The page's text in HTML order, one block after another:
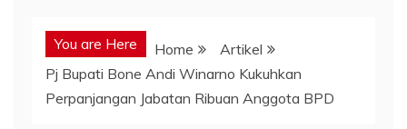
You are Here Home
Artikel
Pj Bupati Bone Andi Winarno Kukuhkan
Perpanjangan Jabatan Ribuan Anggota BPD